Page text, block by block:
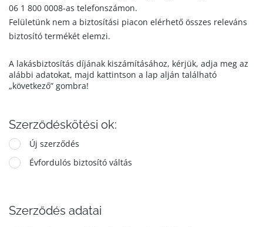
06 1 800 0008-as telefonszámon.
Felületünk nem a biztosítási piacon elérhető összes releváns
biztosító termékét elemzi.
A lakásbiztosítás díjának kiszámításához, kérjük, adja meg az
alábbi adatokat, majd kattintson a lap alján található
„következő” gombra!
Szerződéskötési ok:
Új szerződés
Évfordulós biztosító váltás
Szerződés adatai